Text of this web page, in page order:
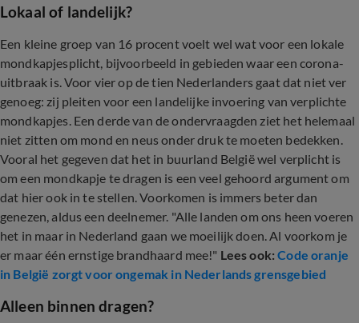
Lokaal of landelijk?
Een kleine groep van 16 procent voelt wel wat voor een lokale
mondkapjesplicht, bijvoorbeeld in gebieden waar een corona-
uitbraak is. Voor vier op de tien Nederlanders gaat dat niet ver
genoeg: zij pleiten voor een landelijke invoering van verplichte
mondkapjes. Een derde van de ondervraagden ziet het helemaal
niet zitten om mond en neus onder druk te moeten bedekken.
Vooral het gegeven dat het in buurland België wel verplicht is
om een mondkapje te dragen is een veel gehoord argument om
dat hier ook in te stellen. Voorkomen is immers beter dan
genezen, aldus een deelnemer. "Alle landen om ons heen voeren
het in maar in Nederland gaan we moeilijk doen. Al voorkom je
er maar één ernstige brandhaard mee!" Lees ook:Code oranje
in België zorgt voor ongemak in Nederlands grensgebied
Alleen binnen dragen?